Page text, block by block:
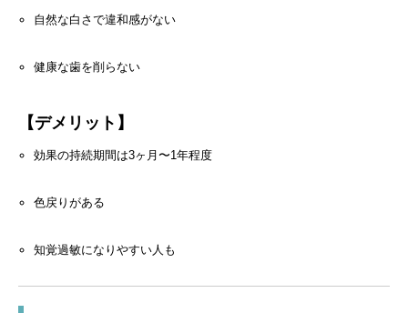
自然な白さで違和感がない
健康な歯を削らない
【デメリット】
効果の持続期間は3ヶ月〜1年程度
色戻りがある
知覚過敏になりやすい人も